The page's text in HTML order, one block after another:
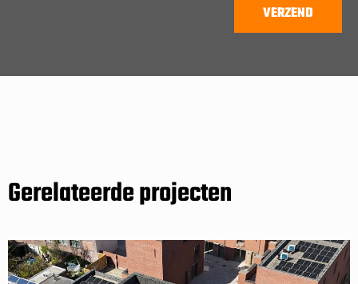
Gerelateerde projecten